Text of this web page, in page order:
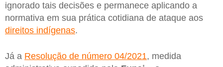
ignorado tais decisões e permanece aplicando a
normativa em sua prática cotidiana de ataque aos
direitos indígenas.
Já a Resolução de número 04/2021, medida